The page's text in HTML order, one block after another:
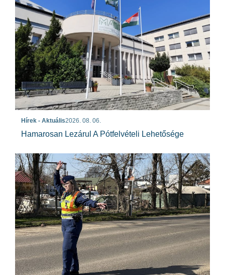
Hírek - Aktuális2026. 08. 06.
Hamarosan Lezárul A Pótfelvételi Lehetősége